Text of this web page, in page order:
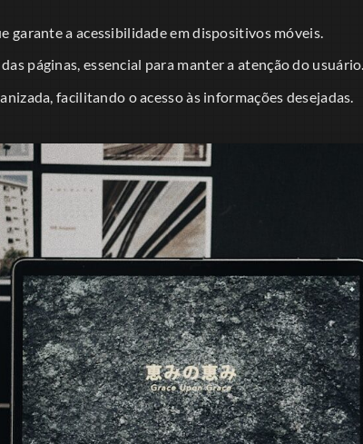
garante a acessibilidade em dispositivos móveis.
páginas, essencial para manter a atenção do usuário.
facilitando o acesso às informações desejadas.